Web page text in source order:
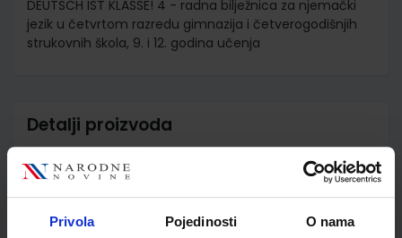
Privola Pojedinosti O nama
DEUTSCH IST KLASSE! 4 - radna bilježnica za njemački
jezik u četvrtom razredu gimnazija i četverogodišnjih
strukovnih škola, 9. i 12. godina učenja
Detalji proizvoda
Jedinična mjera
Nakladnik
ŠKOLSKA KNJIGA d.d.
Autor
Marija Lđtze-Miculinić